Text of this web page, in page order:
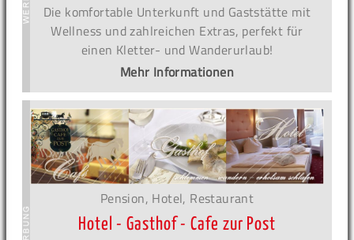
Die komfortable Unterkunft und Gaststätte mit
Wellness und zahlreichen Extras, perfekt für
einen Kletter- und Wanderurlaub!
Mehr Informationen
Pension, Hotel, Restaurant
Hotel - Gasthof - Cafe zur Post